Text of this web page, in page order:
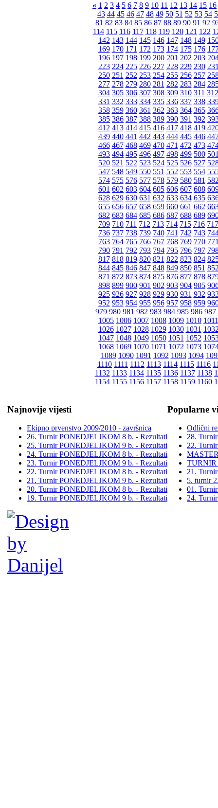
« 1 2 3 4 5 6 7 8 9 10 11 12 13 14 15 16
43 44 45 46 47 48 49 50 51 52 53 54
81 82 83 84 85 86 87 88 89 90 91 92
114 115 116 117 118 119 120 121 122
142 143 144 145 146 147 148 149
169 170 171 172 173 174 175 176
196 197 198 199 200 201 202 203
223 224 225 226 227 228 229 230
250 251 252 253 254 255 256 257
277 278 279 280 281 282 283 284
304 305 306 307 308 309 310 311 312
331 332 333 334 335 336 337 338
358 359 360 361 362 363 364 365
385 386 387 388 389 390 391 392
412 413 414 415 416 417 418 419
439 440 441 442 443 444 445 446
466 467 468 469 470 471 472 473
493 494 495 496 497 498 499 500
520 521 522 523 524 525 526 527
547 548 549 550 551 552 553 554
574 575 576 577 578 579 580 581
601 602 603 604 605 606 607 608
628 629 630 631 632 633 634 635
655 656 657 658 659 660 661 662
682 683 684 685 686 687 688 689
709 710 711 712 713 714 715 716 717
736 737 738 739 740 741 742 743
763 764 765 766 767 768 769 770
790 791 792 793 794 795 796 797
817 818 819 820 821 822 823 824
844 845 846 847 848 849 850 851
871 872 873 874 875 876 877 878
898 899 900 901 902 903 904 905
925 926 927 928 929 930 931 932
952 953 954 955 956 957 958 959
979 980 981 982 983 984 985 986 987
1005 1006 1007 1008 1009 1010 1011
1026 1027 1028 1029 1030 1031
1047 1048 1049 1050 1051 1052
1068 1069 1070 1071 1072 1073
1089 1090 1091 1092 1093 1094
1110 1111 1112 1113 1114 1115 1116
1132 1133 1134 1135 1136 1137 1138
1154 1155 1156 1157 1158 1159 1160
Najnovije vijesti
Ekipno prvenstvo 2009/2010 - završnica
26. Turnir PONEDJELJKOM 8 b. - Rezultati
25. Turnir PONEDJELJKOM 9 b. - Rezultati
24. Turnir PONEDJELJKOM 8 b. - Rezultati
23. Turnir PONEDJELJKOM 9 b. - Rezultati
22. Turnir PONEDJELJKOM 8 b. - Rezultati
21. Turnir PONEDJELJKOM 9 b. - Rezultati
20. Turnir PONEDJELJKOM 8 b. - Rezultati
19. Turnir PONEDJELJKOM 9 b. - Rezultati
Popularne
Odlični
28.
22.
TURNIR
21.
5. turnir
01.
24.